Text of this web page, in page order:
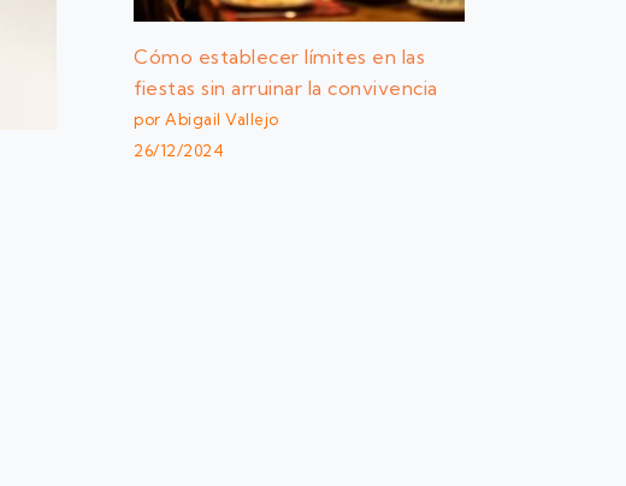
Cómo establecer límites en las
fiestas sin arruinar la convivencia
por Abigail Vallejo
26/12/2024